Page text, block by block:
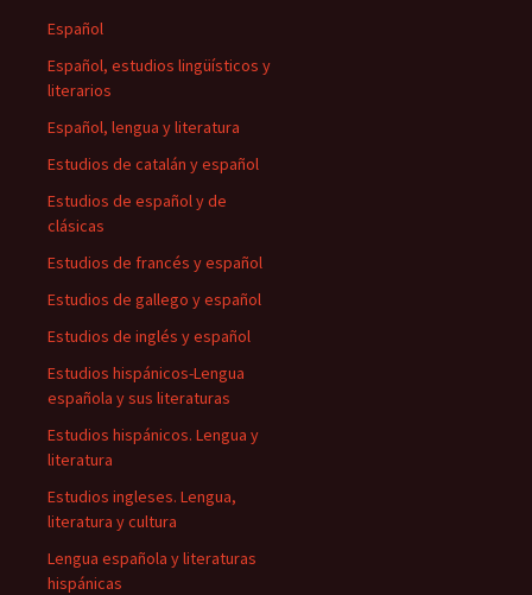
Español
Español, estudios lingüísticos y
literarios
Español, lengua y literatura
Estudios de catalán y español
Estudios de español y de
clásicas
Estudios de francés y español
Estudios de gallego y español
Estudios de inglés y español
Estudios hispánicos-Lengua
española y sus literaturas
Estudios hispánicos. Lengua y
literatura
Estudios ingleses. Lengua,
literatura y cultura
Lengua española y literaturas
hispánicas